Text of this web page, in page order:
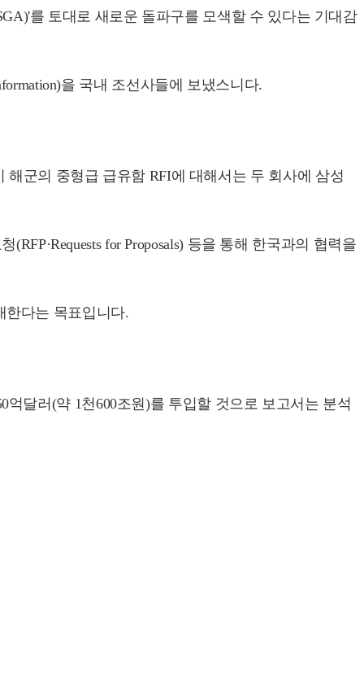
를 토대로 새로운 돌파구를 모색할 수 있다는 기대감
을 국내 조선사들에 보냈스니다.
군의 중형급 급유함 RFI에 대해서는 두 회사에 삼성
for Proposals) 등을 통해 한국과의 협력을
한다는 목표입니다.
달러(약 1천600조원)를 투입할 것으로 보고서는 분석